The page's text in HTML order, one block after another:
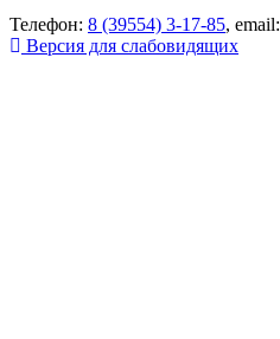
Телефон: 8 (39554) 3-17-85, email:
Версия для слабовидящих